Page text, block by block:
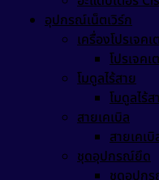
อุปกรณ์เน็ตเวิร์ก
เครื่องโปรเจคเ
โปรเจค
โมดูลไร้สาย
โมดูลไร้
สายเคเบิล
สายเคเ
ชุดอุปกรณ์ยึด
ชุดอุปก